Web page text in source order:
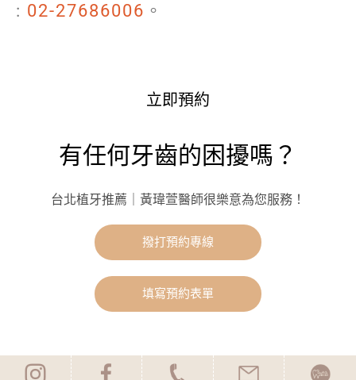
: 02-27686006 。
立即預約
有任何牙齒的困擾嗎？
台北植牙推薦｜黃瑋萱醫師很樂意為您服務！
撥打預約專線
填寫預約表單